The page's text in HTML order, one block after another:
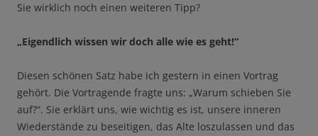
Sie wirklich noch einen weiteren Tipp?
„Eigendlich wissen wir doch alle wie es geht!“
Diesen schönen Satz habe ich gestern in einen Vortrag
gehört. Die Vortragende fragte uns: „Warum schieben Sie
auf?“. Sie erklärt uns, wie wichtig es ist, unsere inneren
Wiederstände zu beseitigen, das Alte loszulassen und das